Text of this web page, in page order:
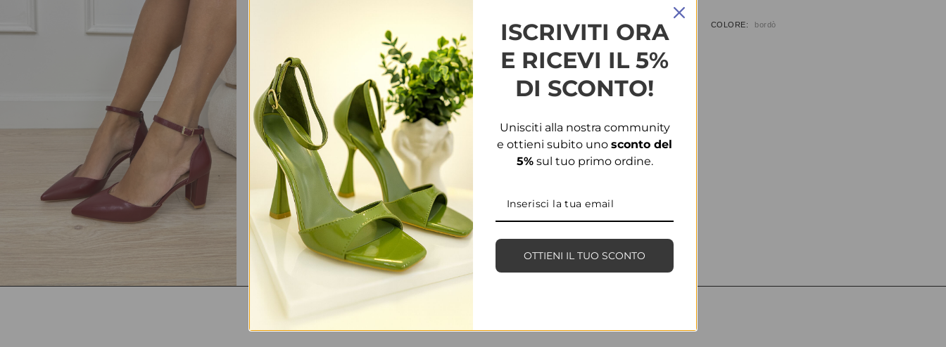
TAGLIA 35, 36, 37, 38, 39, 40, 41 COLORE bordò
ISCRIVITI ORA
E RICEVI IL 5%
DI SCONTO!
Unisciti alla nostra community
e ottieni subito uno sconto del
5%sul tuo primo ordine.
OTTIENI IL TUO SCONTO